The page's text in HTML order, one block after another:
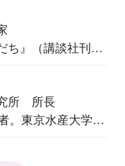
ち』（講談社刊）
所 所長
。東京水産大学卒